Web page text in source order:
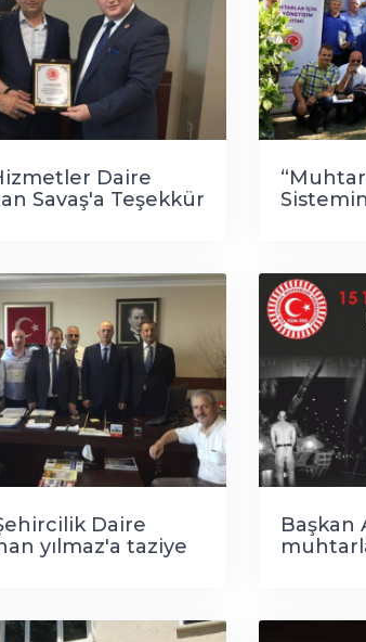
Daire
Savaş'a Teşekkür
Daire
yılmaz'a taziye
Başkan